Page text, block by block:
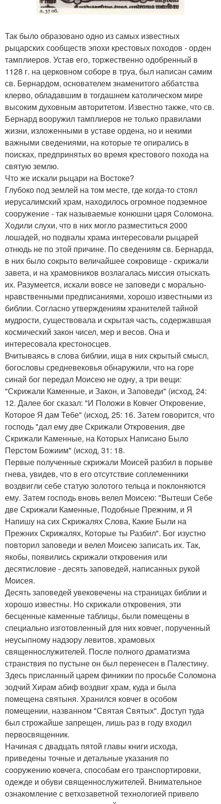
Так было образовано одно из самых известных
рыцарских сообществ эпохи крестовых походов - орден
тамплиеров. Устав его, торжественно одобренный в
1128 г. на церковном соборе в труа, был написан самим
св. Бернардом, основателем знаменитого аббатства
клерво, обладавшим в тогдашнем католическом мире
высоким духовным авторитетом. Известно также, что св.
Бернард вооружил тамплиеров не только правилами
жизни, изложенными в уставе ордена, но и некими
важными сведениями, на которые те опирались в
поисках, предпринятых во время крестового похода на
святую землю.
Что же искали рыцари на Востоке?
Глубоко под землей на том месте, где когда-то стоял
иерусалимский храм, находилось огромное подземное
сооружение - так называемые конюшни царя Соломона.
Ходили слухи, что в них могло разместиться 2000
лошадей, но подвалы храма интересовали рыцарей
отнюдь не по этой причине. По сведениям св. Бернарда,
в них было сокрыто величайшее сокровище - скрижали
завета, и на храмовников возлагалась миссия отыскать
их. Разумеется, искали вовсе не заповеди с морально-
нравственными предписаниями, хорошо известными из
библии. Согласно утверждениям хранителей тайной
мудрости, существовала и скрытая часть, содержавшая
космический закон чисел, мер и весов. Она и
интересовала крестоносцев.
Вчитываясь в слова библии, ища в них скрытый смысл,
богословы средневековья обнаружили, что на горе
синай бог передал Моисею не одну, а три вещи:
"Скрижали Каменные, и Закон, и Заповеди" (исход, 24:
12. Далее бог сказал: "И Положи в Ковчег Откровение,
Которое Я дам Тебе" (исход, 25: 16. Затем говорится, что
господь "дал ему две Скрижали Откровения, две
Скрижали Каменные, на Которых Написано Было
Перстом Божиим" (исход, 31: 18.
Первые полученные скрижали Моисей разбил в порыве
гнева, увидев, что в его отсутствие соплеменники
воздвигли себе статую золотого тельца и поклоняются
ему. Затем господь вновь велел Моисею: "Вытеши Себе
две Скрижали Каменные, Подобные Прежним, и Я
Напишу на сих Скрижалях Слова, Какие Были на
Прежних Скрижалях, Которые ты Разбил". Бог изустно
повторил заповеди и велел Моисею записать их. Так,
якобы, появились скрижали откровения или
десятисловие - десять заповедей, написанных рукой
Моисея.
Десять заповедей увековечены на страницах библии и
хорошо известны. Но скрижали откровения, эти
бесценные каменные таблицы, были помещены в
специально изготовленный для них ковчег, порученный
неусыпному надзору левитов, храмовых
священнослужителей. После полного драматизма
странствия по пустыне он был перенесен в Палестину.
Здесь присланный царем финикии по просьбе Соломона
зодчий Хирам абиф воздвиг храм, куда и была
помещена святыня. Хранился ковчег в особом
помещении, названном "Святая Святых". Доступ туда
был строжайше запрещен, лишь раз в году входил
первосвященник.
Начиная с двадцать пятой главы книги исхода,
приведены точные и детальные указания по
сооружению ковчега, способам его транспортировки,
одежде и обуви священнослужителей. Внимательное
ознакомление с ветхозаветной технологией привело